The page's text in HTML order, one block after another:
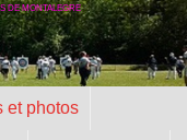
DE MONTALEGRE
et photos